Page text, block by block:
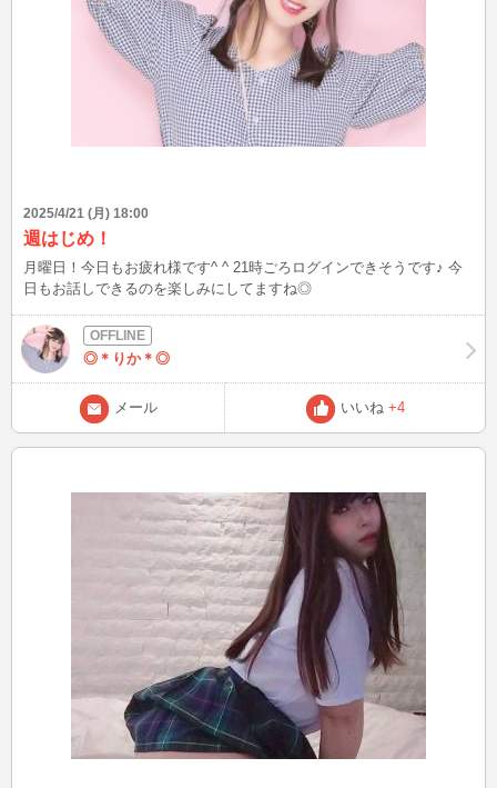
2025/4/21 (月) 18:00
週はじめ！
月曜日！今日もお疲れ様です^ ^ 21時ごろログインできそうです♪ 今
日もお話しできるのを楽しみにしてますね◎
◎＊りか＊◎
メール いいね +4